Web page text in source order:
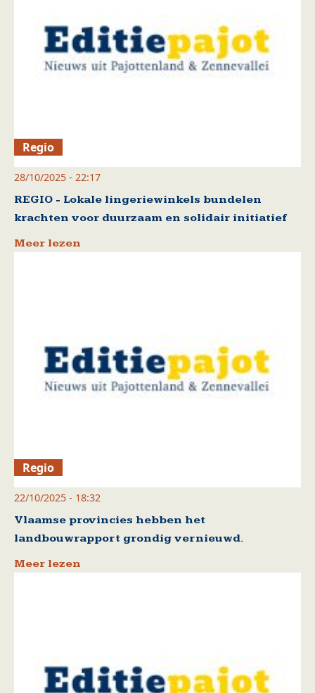
Regio
28/10/2025 - 22:17
REGIO - Lokale lingeriewinkels bundelen
krachten voor duurzaam en solidair initiatief
Meer lezen
Regio
22/10/2025 - 18:32
Vlaamse provincies hebben het
landbouwrapport grondig vernieuwd.
Meer lezen